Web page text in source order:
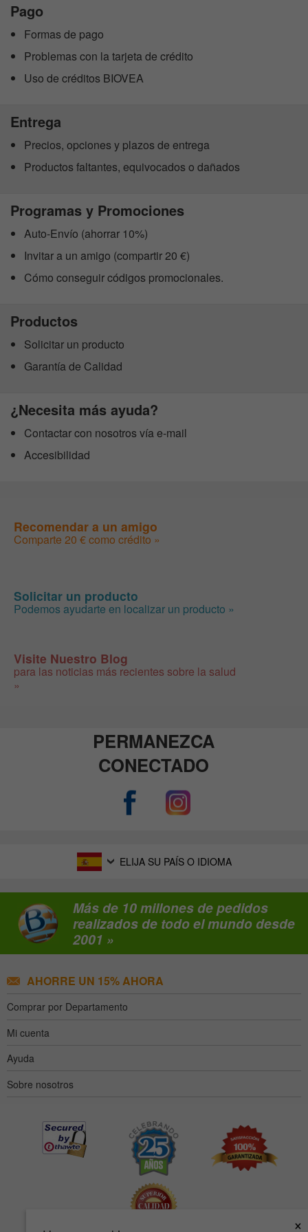
×
Pago
Formas de pago
Problemas con la tarjeta de crédito
Uso de créditos BIOVEA
Entrega
Precios, opciones y plazos de entrega
Productos faltantes, equivocados o dañados
Programas y Promociones
Auto-Envío (ahorrar 10%)
Invitar a un amigo (compartir 20 €)
Cómo conseguir códigos promocionales.
Productos
Solicitar un producto
Garantía de Calidad
¿Necesita más ayuda?
Contactar con nosotros vía e-mail
Accesibilidad
Recomendar a un amigo
Comparte 20 € como crédito »
Solicitar un producto
Podemos ayudarte en localizar un producto »
Visite Nuestro Blog
para las noticias más recientes sobre la salud
»
PERMANEZCA
CONECTADO
ELIJA SU PAÍS O IDIOMA
Más de 10 millones de pedidos
realizados de todo el mundo desde
2001 »
AHORRE UN 15% AHORA
Comprar por Departamento
Mi cuenta
Ayuda
Sobre nosotros